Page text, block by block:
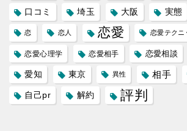
口コミ 埼玉 大阪 実態
恋 恋人 恋愛 恋愛テクニ
恋愛心理学 恋愛相手 恋愛相談
愛知 東京 異性 相手
自己pr 解約 評判